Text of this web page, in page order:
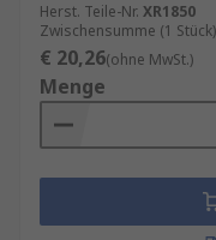
Herst. Teile-Nr. XR1850
Zwischensumme (1 Stück)
€ 20,26(ohne MwSt.)
Menge